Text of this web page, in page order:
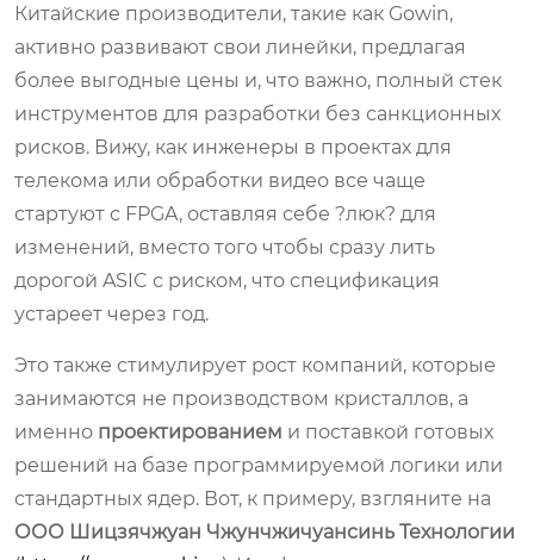
Китайские производители, такие как Gowin,
активно развивают свои линейки, предлагая
более выгодные цены и, что важно, полный стек
инструментов для разработки без санкционных
рисков. Вижу, как инженеры в проектах для
телекома или обработки видео все чаще
стартуют с FPGA, оставляя себе ?люк? для
изменений, вместо того чтобы сразу лить
дорогой ASIC с риском, что спецификация
устареет через год.
Это также стимулирует рост компаний, которые
занимаются не производством кристаллов, а
именно проектированием и поставкой готовых
решений на базе программируемой логики или
стандартных ядер. Вот, к примеру, взгляните на
ООО Шицзячжуан Чжунчжичуансинь Технологии